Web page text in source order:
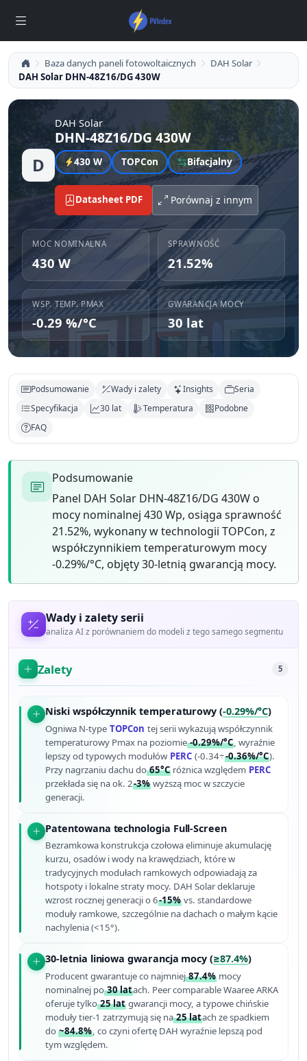
Baza danych paneli fotowoltaicznych
DAH Solar
DAH Solar DHN-48Z16/DG 430W
D
DAH Solar
DHN-48Z16/DG 430W
430 W TOPCon Bifacjalny
Datasheet PDF Porównaj z innym
MOC NOMINALNA
430 W
SPRAWNOŚĆ
21.52%
WSP. TEMP. PMAX
-0.29 %/°C
GWARANCJA MOCY
30 lat
Podsumowanie Wady i zalety Insights
Seria
Specyfikacja
30 lat Temperatura
Podobne
FAQ
Podsumowanie
Panel DAH Solar DHN-48Z16/DG 430W o
mocy nominalnej 430 Wp, osiąga sprawność
21.52%, wykonany w technologii TOPCon, z
współczynnikiem temperaturowym mocy
-0.29%/°C, objęty 30-letnią gwarancją mocy.
Wady i zalety serii
analiza AI z porównaniem do modeli z tego samego segmentu
Zalety 5
Niski współczynnik temperaturowy (-0.29%/°C)
Ogniwa N-type TOPCon tej serii wykazują współczynnik
temperaturowy Pmax na poziomie-0.29%/°C, wyraźnie
lepszy od typowych modułów PERC (-0.34÷-0.36%/°C).
Przy nagrzaniu dachu do65°C różnica względem PERC
przekłada się na ok. 2-3% wyższą moc w szczycie
generacji.
Patentowana technologia Full-Screen
Bezramkowa konstrukcja czołowa eliminuje akumulację
kurzu, osadów i wody na krawędziach, które w
tradycyjnych modułach ramkowych odpowiadają za
hotspoty i lokalne straty mocy. DAH Solar deklaruje
wzrost rocznej generacji o 6-15% vs. standardowe
moduły ramkowe, szczególnie na dachach o małym kącie
nachylenia (<15°).
30-letnia liniowa gwarancja mocy (≥87.4%)
Producent gwarantuje co najmniej87.4% mocy
nominalnej po30 latach. Peer comparable Waaree ARKA
oferuje tylko25 lat gwarancji mocy, a typowe chińskie
moduły tier-1 zatrzymują się na25 latach ze spadkiem
do~84.8%, co czyni ofertę DAH wyraźnie lepszą pod
tym względem.